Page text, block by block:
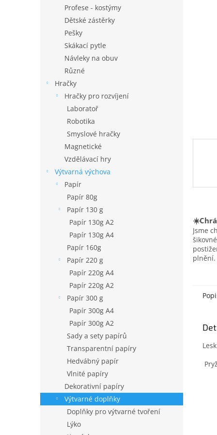
Profese - kostýmy
Dětské zástěrky
Pešky
Skákací pytle
Návleky na obuv
Různé
Hračky
Hračky pro rozvíjení
Laboratoř
Robotika
Smyslové hračky
Magnetické
Vzdělávací hry
Výtvarná výchova
Papír
Papír 80g
Papír 130 g
Papír 130g A2
Papír 130g A4
Papír 160g
Papír 220 g
Papír 220g A4
Papír 220g A2
Papír 300 g
Papír 300g A4
Papír 300g A2
Sady a sety papírů
Transparentní papíry
Hedvábný papír
Vlnité papíry
Dekorativní papíry
Výtvarné doplňky
Doplňky pro výtvarné tvoření
Lýko
Jsme
plnění.